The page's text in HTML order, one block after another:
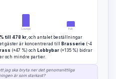
Lounge Pub
till 478 kr, och antalet beställningar
gäster är koncentrerad till Brasserie(-4
(+47 %) och Lobbybar(+135 %) bidrar
och mindre partier.
jag ska bryta ner det genomsnittliga
är som starkast?